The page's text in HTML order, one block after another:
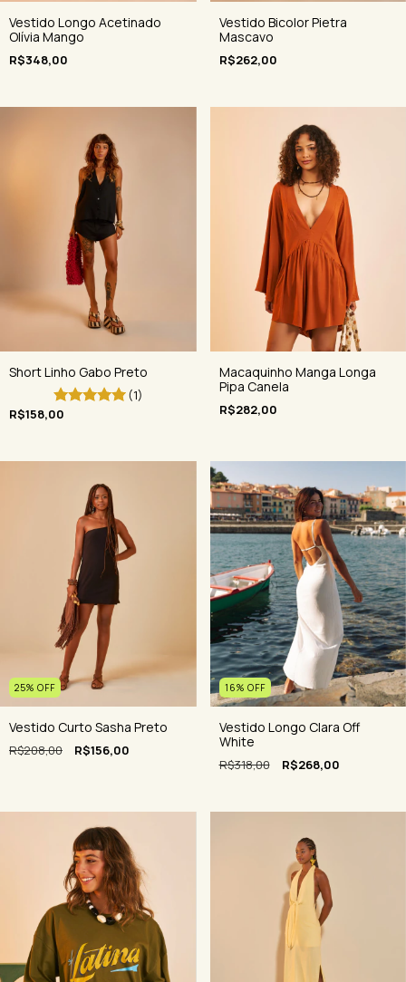
Vestido Longo Acetinado
Olívia Mango
R$348,00
Vestido Bicolor Pietra
Mascavo
R$262,00
Short Linho Gabo Preto
(1)
R$158,00
Macaquinho Manga Longa
Pipa Canela
R$282,00
25% OFF
Vestido Curto Sasha Preto
R$208,00 R$156,00
16% OFF
Vestido Longo Clara Off
White
R$318,00 R$268,00